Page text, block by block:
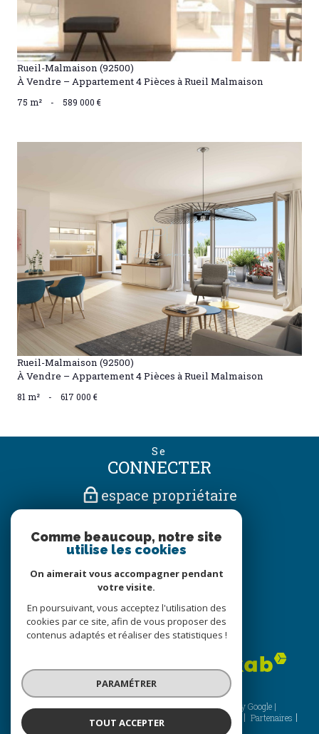
Rueil-Malmaison (92500)
À Vendre – Appartement 4 Pièces à Rueil Malmaison
75 m² - 589 000 €
VOIR LE BIEN
Rueil-Malmaison (92500)
À Vendre – Appartement 4 Pièces à Rueil Malmaison
81 m² - 617 000 €
Se
CONNECTER
espace propriétaire
SUIVRE
Nous
ADHÉRONS
© 2026 | Tous droits réservés | Traduction powered by Google |
Plan du site Mentions légales Admin
Partenaires
Politique RGPD
Comme beaucoup, notre site
utilise les cookies
On aimerait vous accompagner pendant
votre visite.
En poursuivant, vous acceptez l'utilisation des
cookies par ce site, afin de vous proposer des
contenus adaptés et réaliser des statistiques !
PARAMÉTRER
TOUT ACCEPTER